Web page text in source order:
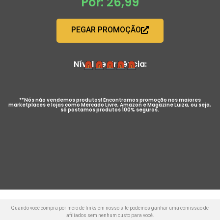
PEGAR PROMOÇÃO
Nível de Urgência:
**Nós não vendemos produtos! Encontramos promoção nos maiores
marketplaces e lojas como Mercado Livre, Amazon e Magazine Luiza, ou seja,
só postamos produtos 100% seguros.
Quando você compra por meio de links em nosso site podemos ganhar uma comissão de
afiliados sem nenhum custo para você.